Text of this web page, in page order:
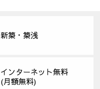
新築・築浅
インターネット無料
(月額無料)